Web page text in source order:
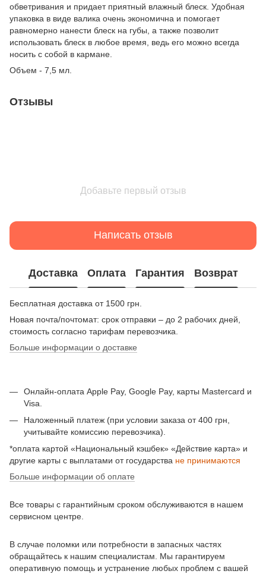
обветривания и придает приятный влажный блеск. Удобная
упаковка в виде валика очень экономична и помогает
равномерно нанести блеск на губы, а также позволит
использовать блеск в любое время, ведь его можно всегда
носить с собой в кармане.
Объем - 7,5 мл.
Отзывы
Добавьте первый отзыв
Написать отзыв
Доставка Оплата Гарантия Возврат
Бесплатная доставка от 1500 грн.
Новая почта/почтомат: срок отправки – до 2 рабочих дней,
стоимость согласно тарифам перевозчика.
Больше информации о доставке
Онлайн-оплата Apple Pay, Google Pay, карты Mastercard и
Visa.
Наложенный платеж (при условии заказа от 400 грн,
учитывайте комиссию перевозчика).
*оплата картой «Национальный кэшбек» «Действие карта» и
другие карты с выплатами от государства не принимаются
Больше информации об оплате
Все товары с гарантийным сроком обслуживаются в нашем
сервисном центре.
В случае поломки или потребности в запасных частях
обращайтесь к нашим специалистам. Мы гарантируем
оперативную помощь и устранение любых проблем с вашей